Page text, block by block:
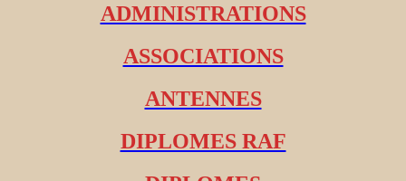
ADMINISTRATIONS
ASSOCIATIONS
ANTENNES
DIPLOMES RAF